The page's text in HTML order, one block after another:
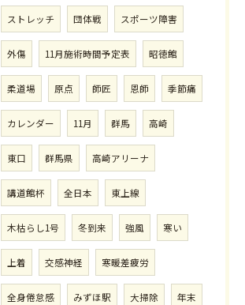
ストレッチ 団体戦 スポーツ障害
外傷 11月施術時間予定表 昭徳館
柔道場 原点 師匠 恩師 季節痛
カレンダー 11月 群馬 高崎
東口 群馬県 高崎アリーナ
講道館杯 全日本 東上線
木枯らし1号 冬到来 強風 寒い
上着 交感神経 寒暖差疲労
全身倦怠感 みずほ駅 大掃除 年末